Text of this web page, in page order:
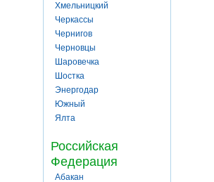
Хмельницкий
Черкассы
Чернигов
Черновцы
Шаровечка
Шостка
Энергодар
Южный
Ялта
Российская
Федерация
Абакан